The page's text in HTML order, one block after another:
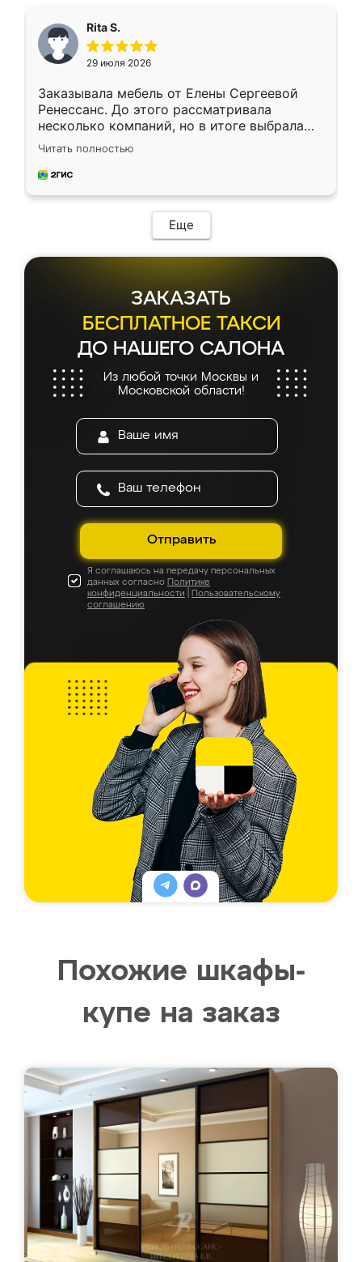
Rita S.
29 июля 2026
Заказывала мебель от Елены Сергеевой
Ренессанс. До этого рассматривала
несколько компаний, но в итоге выбрала
эту. Сначала обговорили условия, потом
приехал замерщик, всё спокойно объяснил
и снял размеры. Изготовили в срок, с
мебель сразу встала на свое место без
каких-либо доработок. Качеством осталась
довольна, все выглядит так, как и ожидала.
Читать полностью
Еще
ЗАКАЗАТЬ
БЕСПЛАТНОЕ ТАКСИ
ДО НАШЕГО САЛОНА
Из любой точки Москвы и
Московской области!
Отправить
Я соглашаюсь на передачу персональных
данных согласно Политике
конфиденциальности
Пользовательскому
соглашению
Похожие шкафы-
купе на заказ